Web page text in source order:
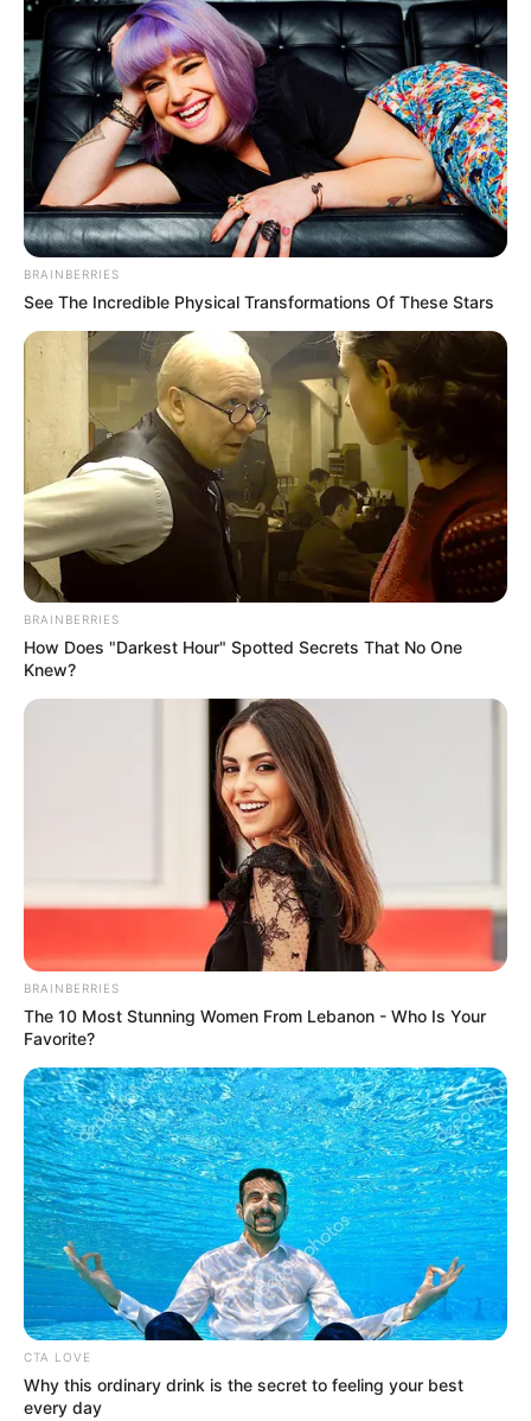
BRAINBERRIES
See The Incredible Physical Transformations Of These Stars
BRAINBERRIES
How Does "Darkest Hour" Spotted Secrets That No One
Knew?
BRAINBERRIES
The 10 Most Stunning Women From Lebanon - Who Is Your
Favorite?
CTA LOVE
Why this ordinary drink is the secret to feeling your best
every day